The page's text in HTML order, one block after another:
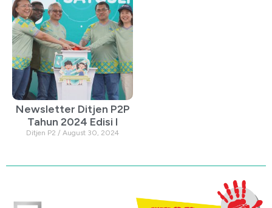
Newsletter Ditjen P2P
Tahun 2024 Edisi I
Ditjen P2 August 30, 2024